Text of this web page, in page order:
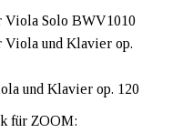
Viola Solo BWV1010
Viola und Klavier op.
und Klavier op. 120
für ZOOM: